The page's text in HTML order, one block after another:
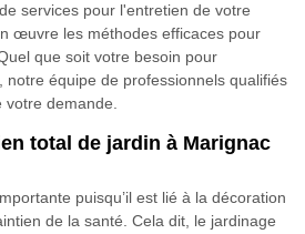
services pour l'entretien de votre
œuvre les méthodes efficaces pour
que soit votre besoin pour
notre équipe de professionnels qualifiés
demande.
total de jardin à Marignac
puisqu’il est lié à la décoration
de la santé. Cela dit, le jardinage